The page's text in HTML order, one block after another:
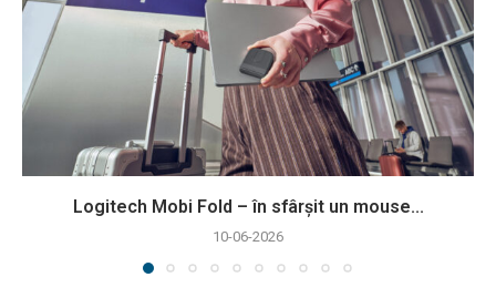
Logitech Mobi Fold – în sfârșit un mouse...
10-06-2026